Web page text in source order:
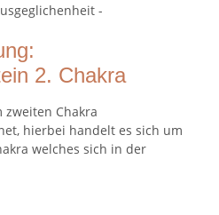
-
2. Chakra
Chakra
hierbei handelt es sich um
welches sich in der